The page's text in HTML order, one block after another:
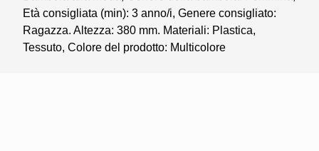
Età consigliata (min): 3 anno/i, Genere consigliato:
Ragazza. Altezza: 380 mm. Materiali: Plastica,
Tessuto, Colore del prodotto: Multicolore